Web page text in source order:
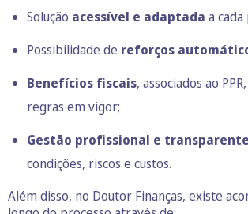
Solução acessível e adaptada a
Possibilidade de reforços
Benefícios fiscais, associados ao
regras em vigor;
Gestão profissional e transparente
condições, riscos e custos.
Além disso, no Doutor Finanças, existe